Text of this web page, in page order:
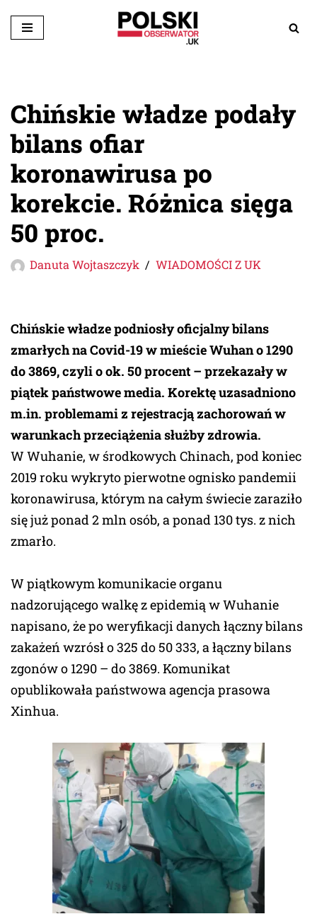
Przejdź
Chińskie władze podały
bilans ofiar
koronawirusa po
korekcie. Różnica sięga
50 proc.
Danuta Wojtaszczyk WIADOMOŚCI Z UK
Chińskie władze podniosły oficjalny bilans
zmarłych na Covid-19 w mieście Wuhan o 1290
do 3869, czyli o ok. 50 procent – przekazały w
piątek państwowe media. Korektę uzasadniono
m.in. problemami z rejestracją zachorowań w
warunkach przeciążenia służby zdrowia.
W Wuhanie, w środkowych Chinach, pod koniec
2019 roku wykryto pierwotne ognisko pandemii
koronawirusa, którym na całym świecie zaraziło
się już ponad 2 mln osób, a ponad 130 tys. z nich
zmarło.
W piątkowym komunikacie organu
nadzorującego walkę z epidemią w Wuhanie
napisano, że po weryfikacji danych łączny bilans
zakażeń wzrósł o 325 do 50 333, a łączny bilans
zgonów o 1290 – do 3869. Komunikat
opublikowała państwowa agencja prasowa
Xinhua.